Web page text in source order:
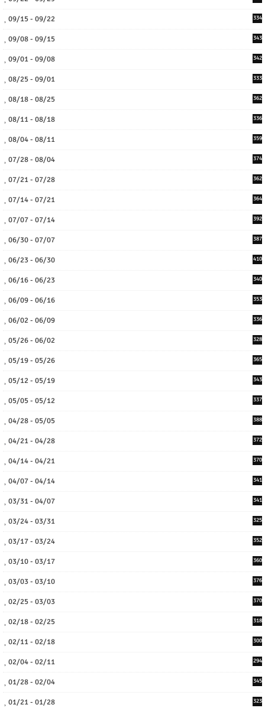
09/15 - 09/22 334
09/08 - 09/15 343
09/01 - 09/08 342
08/25 - 09/01 333
08/18 - 08/25 362
08/11 - 08/18 336
08/04 - 08/11 359
07/28 - 08/04 374
07/21 - 07/28 362
07/14 - 07/21 364
07/07 - 07/14 392
06/30 - 07/07 387
06/23 - 06/30 410
06/16 - 06/23 340
06/09 - 06/16 353
06/02 - 06/09 336
05/26 - 06/02 328
05/19 - 05/26 365
05/12 - 05/19 343
05/05 - 05/12 337
04/28 - 05/05 388
04/21 - 04/28 372
04/14 - 04/21 370
04/07 - 04/14 341
03/31 - 04/07 341
03/24 - 03/31 325
03/17 - 03/24 352
03/10 - 03/17 360
03/03 - 03/10 376
02/25 - 03/03 370
02/18 - 02/25 318
02/11 - 02/18 300
02/04 - 02/11 294
01/28 - 02/04 345
01/21 - 01/28 323